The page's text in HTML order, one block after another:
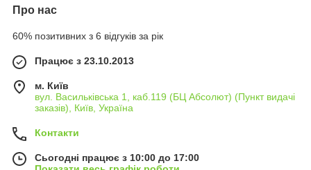
Про нас
60% позитивних з 6 відгуків за рік
Працює з 23.10.2013
м. Київ
вул. Васильківська 1, каб.119 (БЦ Абсолют) (Пункт видачі
заказів), Київ, Україна
Контакти
Сьогодні працює з 10:00 до 17:00